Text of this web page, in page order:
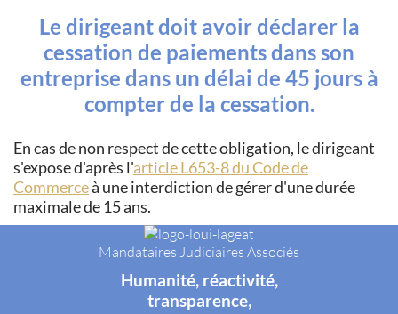
Le dirigeant doit avoir déclarer la
cessation de paiements dans son
entreprise dans un délai de 45 jours à
compter de la cessation.
En cas de non respect de cette obligation, le dirigeant
s'expose d'après l'article L653-8 du Code de
Commerceà une interdiction de gérer d'une durée
maximale de 15 ans.
Mandataires Judiciaires Associés
Humanité, réactivité,
transparence,